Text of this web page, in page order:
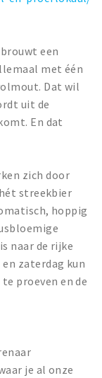
een
met één
Dat wil
uit de
En dat
zich door
streekbier
hoppig
naar de rijke
en zaterdag kun
proeven en de
je al onze